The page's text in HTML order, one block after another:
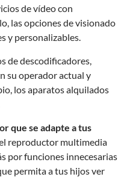
de vídeo con
las opciones de visionado
y personalizables.
de descodificadores,
su operador actual y
los aparatos alquilados
que se adapte a tus
reproductor multimedia
por funciones innecesarias
permita a tus hijos ver